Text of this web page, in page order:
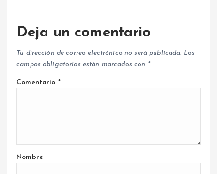
Deja un comentario
Tu dirección de correo electrónico no será publicada. Los
campos obligatorios están marcados con *
Comentario *
Nombre